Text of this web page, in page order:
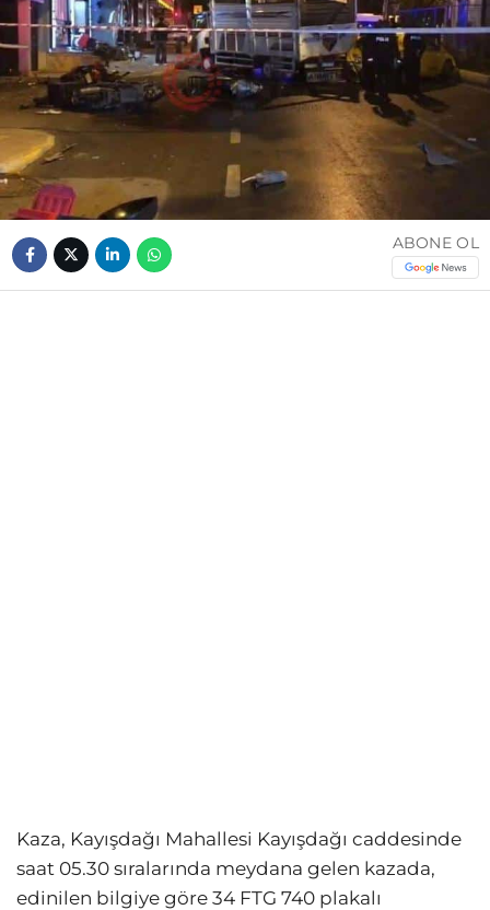
ABONE OL
Kaza, Kayışdağı Mahallesi Kayışdağı caddesinde
saat 05.30 sıralarında meydana gelen kazada,
edinilen bilgiye göre 34 FTG 740 plakalı